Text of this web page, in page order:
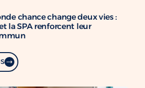
chance change deux vies :
la SPA renforcent leur